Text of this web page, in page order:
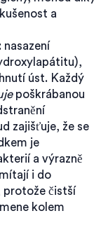
a
úst. Každý
poškrábanou
zajišťuje, že se
je
a výrazně
i do
protože čistší
kolem